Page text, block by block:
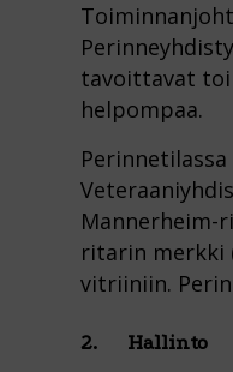
tavoittavat
helpompaa.
Mannerheim-
ritarin merkki
vitriiniin.
2. Hallinto